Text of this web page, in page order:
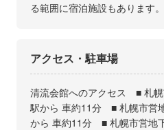
る範囲に宿泊施設もあります。
アクセス・駐車場
清流会館へのアクセス ■ 札
駅から 車約11分 ■ 札幌市営
から 車約11分 ■ 札幌市営地